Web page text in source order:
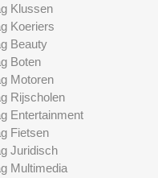
Klussen
Koeriers
Beauty
Boten
Motoren
Rijscholen
Entertainment
Fietsen
Juridisch
Multimedia